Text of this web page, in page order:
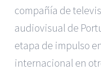
compañía de
audiovisual de
etapa de impulso
internacional en